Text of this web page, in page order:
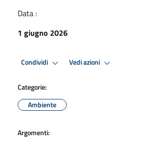
Data :
1 giugno 2026
Condividi Vedi azioni
Categorie:
Ambiente
Argomenti: